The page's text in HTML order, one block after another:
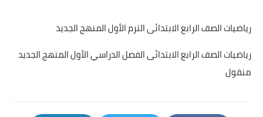
رياضيات الصف الرابع الابتدائى الترم الأول المنهج الجديد
رياضيات الصف الرابع الابتدائى الفصل الدراسي الأول المنهج الجديد
منقول